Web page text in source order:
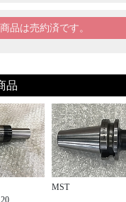
品は売約済です。
品
MST